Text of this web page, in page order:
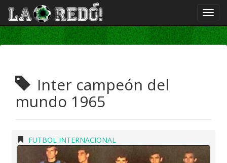
Inter campeón del
mundo 1965
FUTBOL INTERNACIONAL